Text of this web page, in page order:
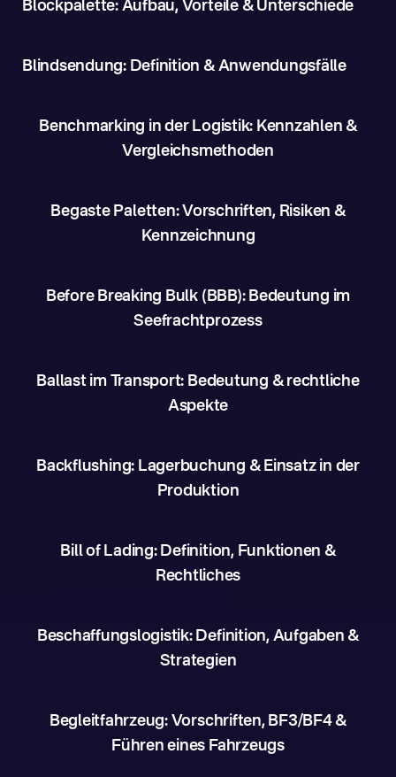
Blockpalette: Aufbau, Vorteile & Unterschiede
Blindsendung: Definition & Anwendungsfälle
Benchmarking in der Logistik: Kennzahlen &
Vergleichsmethoden
Begaste Paletten: Vorschriften, Risiken &
Kennzeichnung
Before Breaking Bulk (BBB): Bedeutung im
Seefrachtprozess
Ballast im Transport: Bedeutung & rechtliche
Aspekte
Backflushing: Lagerbuchung & Einsatz in der
Produktion
Bill of Lading: Definition, Funktionen &
Rechtliches
Beschaffungslogistik: Definition, Aufgaben &
Strategien
Begleitfahrzeug: Vorschriften, BF3/BF4 &
Führen eines Fahrzeugs